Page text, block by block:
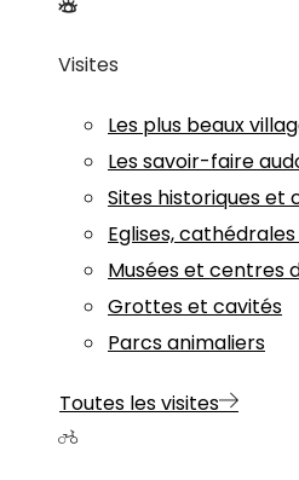
Visites
Les plus beaux
Les savoir-faire
Sites historiques et
Eglises,
Musées et centres
Grottes et cavités
Parcs animaliers
Toutes les visites